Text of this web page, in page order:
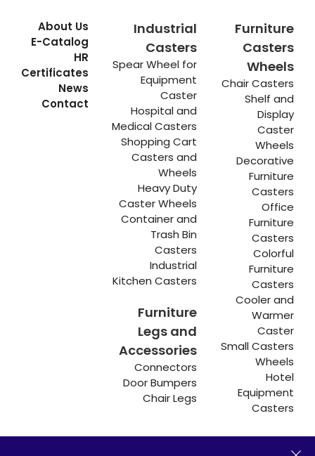
Furniture
Casters
Wheels
Chair Casters
Shelf and
Display
Caster
Wheels
Decorative
Furniture
Casters
Office
Furniture
Casters
Colorful
Furniture
Casters
Cooler and
Warmer
Caster
Small Casters
Wheels
Hotel
Equipment
Casters
Industrial
Casters
Spear Wheel for
Equipment
Caster
Hospital and
Medical Casters
Shopping Cart
Casters and
Wheels
Heavy Duty
Caster Wheels
Container and
Trash Bin
Casters
Industrial
Kitchen Casters
Furniture
Legs and
Accessories
Connectors
Door Bumpers
Chair Legs
About Us
E-Catalog
HR
Certificates
News
Contact